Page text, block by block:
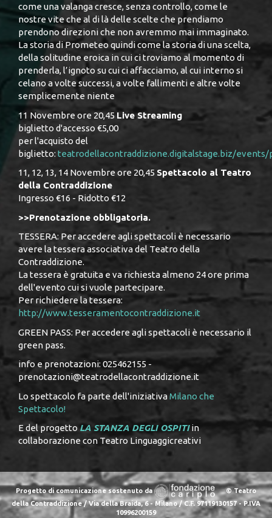
come una valanga cresce, senza controllo, come le
nostre vite che al di là delle scelte che prendiamo
prendono direzioni che non avremmo mai immaginato.
La storia di Prometeo quindi come la storia di una scelta,
della solitudine eroica in cui ci troviamo al momento di
prenderla, l’ignoto su cui ci affacciamo, al cui interno si
celano a volte successi, a volte fallimenti e altre volte
semplicemente niente
11 Novembre ore 20,45 Live Streaming
biglietto d'accesso €5,00
per l'acquisto del
biglietto: teatrodellacontraddizione.digitalstage.biz/
11, 12, 13, 14 Novembre ore 20,45 Spettacolo al Teatro
della Contraddizione
Ingresso €16 - Ridotto €12
>>Prenotazione obbligatoria.
TESSERA: Per accedere agli spettacoli è necessario
avere la tessera associativa del Teatro della
Contraddizione.
La tessera è gratuita e va richiesta almeno 24 ore prima
dell'evento cui si vuole partecipare.
Per richiedere la tessera:
http://www.tesseramentocontraddizione.it
GREEN PASS: Per accedere agli spettacoli è necessario il
green pass.
info e prenotazioni: 025462155 -
prenotazioni@teatrodellacontraddizione.it
Lo spettacolo fa parte dell'iniziativaMilano che
Spettacolo!
E del progettoLA STANZA DEGLI OSPITIin
collaborazione con Teatro Linguaggicreativi
Progetto di comunicazione sostenuto da
© Teatro
della Contraddizione / Via della Braida, 6 - Milano / C.F. 97119130157 - P.IVA
10996200159